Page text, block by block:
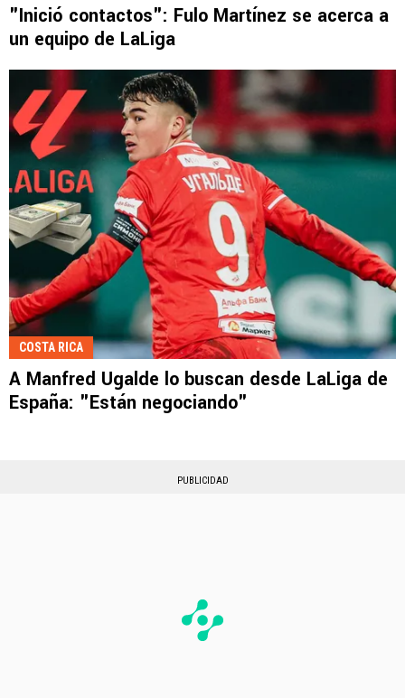
"Inició contactos": Fulo Martínez se acerca a
un equipo de LaLiga
COSTA RICA
A Manfred Ugalde lo buscan desde LaLiga de
España: "Están negociando"
PUBLICIDAD